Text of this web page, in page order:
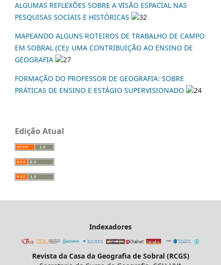
ALGUMAS REFLEXÕES SOBRE A VISÃO ESPACIAL NAS
PESQUISAS SOCIAIS E HISTÓRICAS
32
MAPEANDO ALGUNS ROTEIROS DE TRABALHO DE CAMPO
EM SOBRAL (CE): UMA CONTRIBUIÇÃO AO ENSINO DE
GEOGRAFIA
27
FORMAÇÃO DO PROFESSOR DE GEOGRAFIA: SOBRE
PRÁTICAS DE ENSINO E ESTÁGIO SUPERVISIONADO
24
Edição Atual
Indexadores
Revista da Casa da Geografia de Sobral (RCGS)